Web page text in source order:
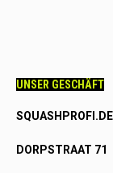
UNSER GESCHÄFT
SQUASHPROFI.DE
DORPSTRAAT 71